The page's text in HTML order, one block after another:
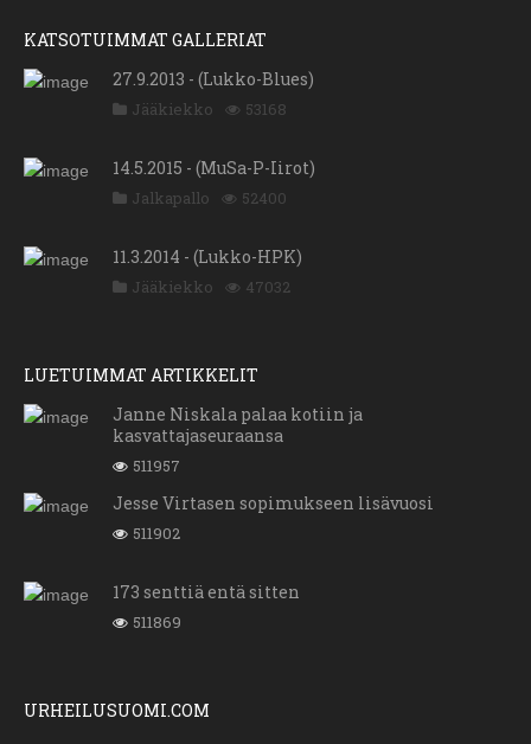
KATSOTUIMMAT GALLERIAT
27.9.2013 - (Lukko-Blues)
Jääkiekko 53168
14.5.2015 - (MuSa-P-Iirot)
Jalkapallo 52400
11.3.2014 - (Lukko-HPK)
Jääkiekko 47032
LUETUIMMAT ARTIKKELIT
Janne Niskala palaa kotiin ja
kasvattajaseuraansa
511957
Jesse Virtasen sopimukseen lisävuosi
511902
173 senttiä entä sitten
511869
URHEILUSUOMI.COM